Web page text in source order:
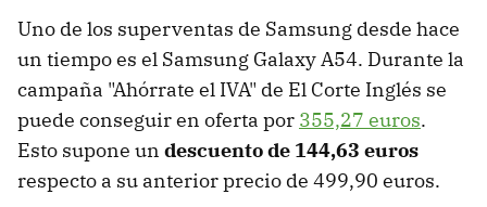
Uno de los superventas de Samsung desde hace
un tiempo es el Samsung Galaxy A54. Durante la
campaña "Ahórrate el IVA" de El Corte Inglés se
puede conseguir en oferta por 355,27 euros.
Esto supone un descuento de 144,63 euros
respecto a su anterior precio de 499,90 euros.